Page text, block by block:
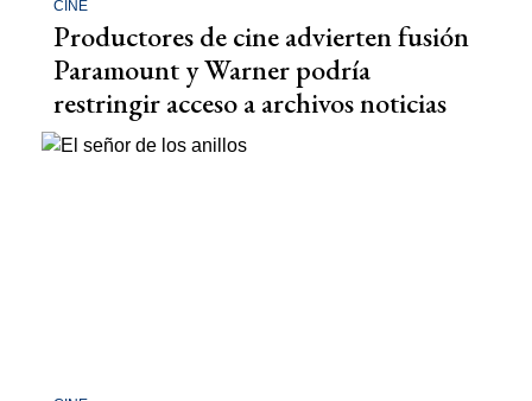
CINE
Productores de cine advierten fusión
Paramount y Warner podría
restringir acceso a archivos noticias